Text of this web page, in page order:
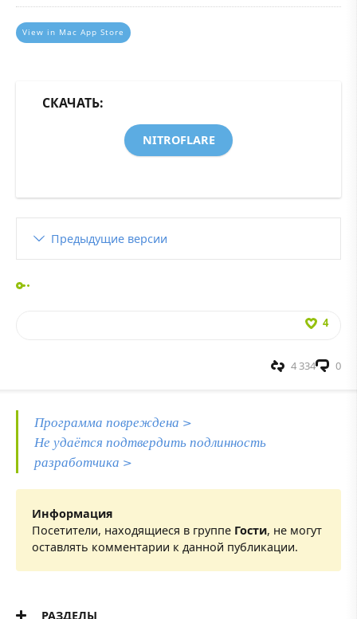
View in Mac App Store
СКАЧАТЬ:
NITROFLARE
Предыдущие версии
4
0
4 334
Программа повреждена >
Не удаётся подтвердить подлинность
разработчика >
Информация
Посетители, находящиеся в группе Гости, не могут
оставлять комментарии к данной публикации.
РАЗДЕЛЫ